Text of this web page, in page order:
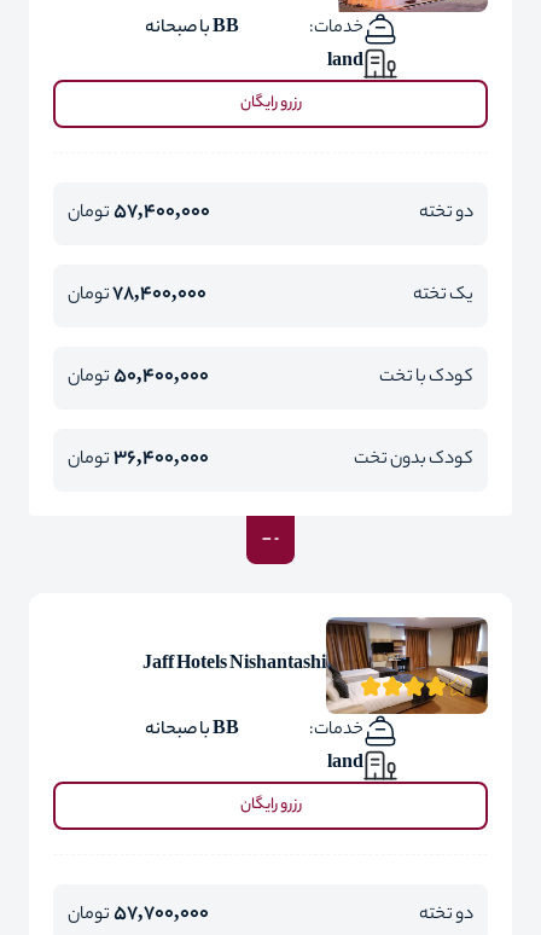
خدمات:
BB با صبحانه
land
رزرو رایگان
دو تخته 57,400,000تومان
یک تخته 78,400,000تومان
کودک با تخت 50,400,000تومان
کودک بدون تخت 36,400,000تومان
Jaff Hotels Nishantashi
خدمات:
BB با صبحانه
land
رزرو رایگان
دو تخته 57,700,000تومان